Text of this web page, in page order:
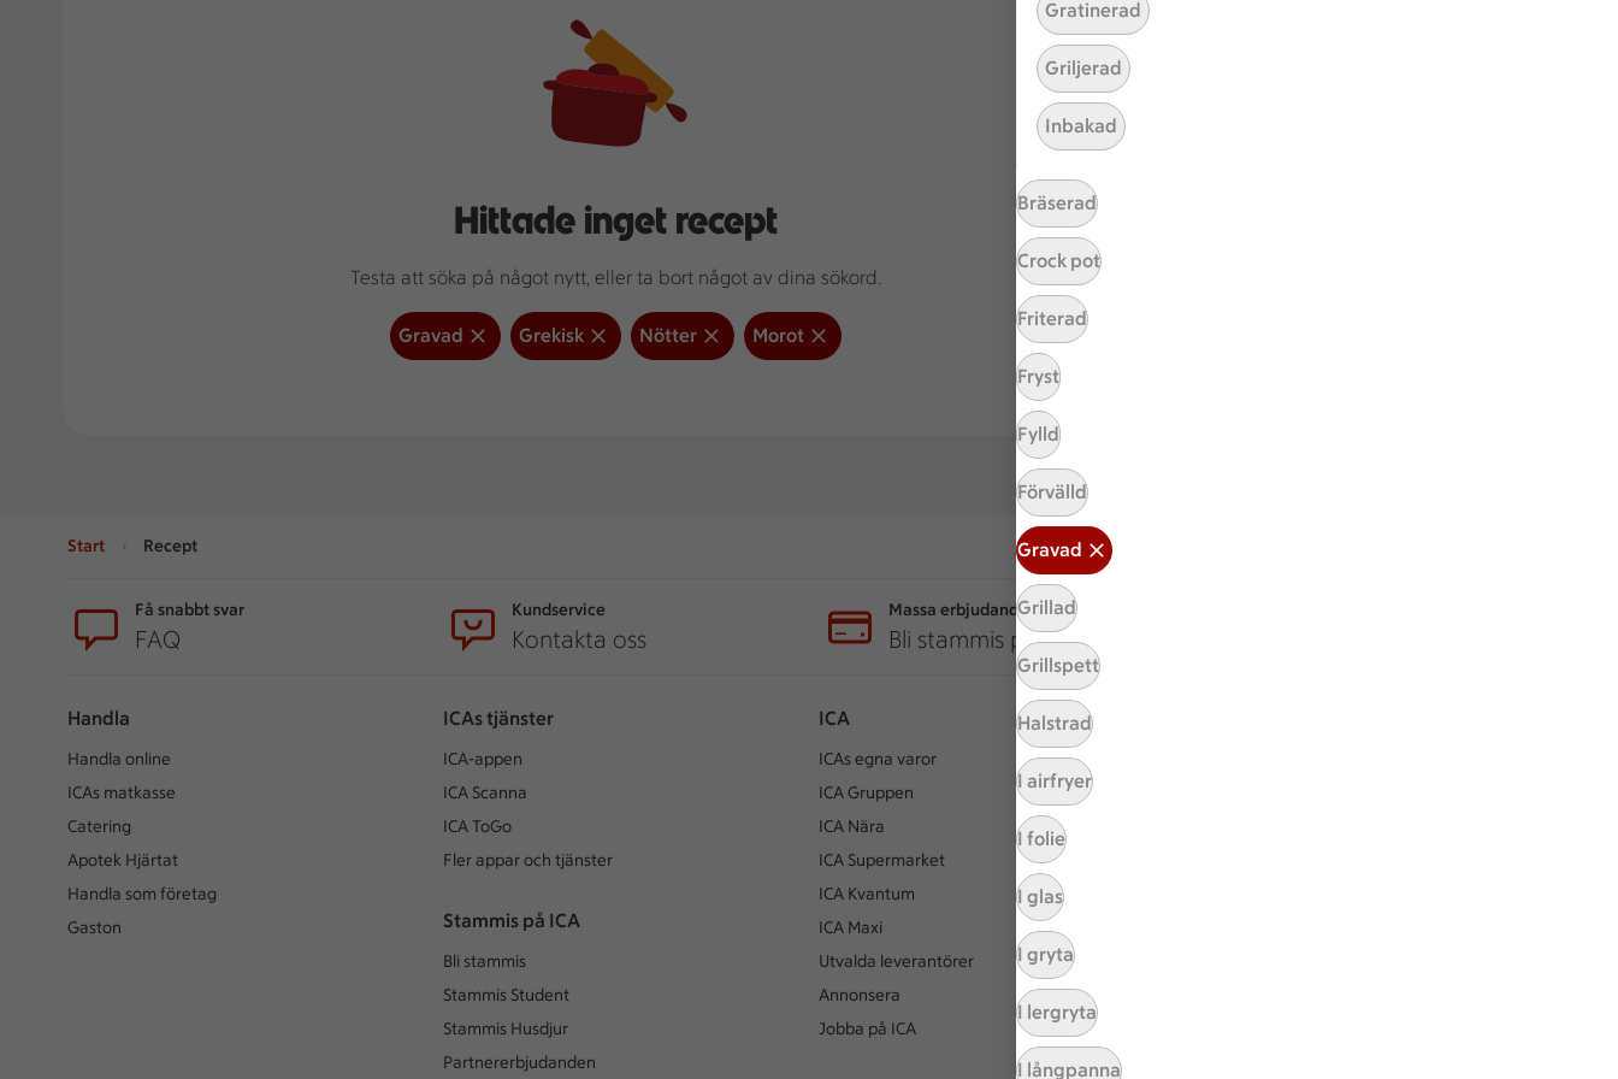
Gratinerad
Griljerad
Inbakad
Bräserad
Crock pot
Friterad
Fryst
Fylld
Förvälld
Gravad
Grillad
Grillspett
Halstrad
I airfryer
I folie
I glas
I gryta
I lergryta
I långpanna
Hittade inget recept
Testa att söka på något nytt, eller ta bort något av dina sökord.
Gravad Grekisk Nötter Morot
Start Recept
Få snabbt svar
FAQ
Kundservice
Kontakta oss
Massa erbjudanden
Bli stammis på ICA
Handla
Handla online
ICAs matkasse
Catering
Apotek Hjärtat
Handla som företag
Gaston
ICAs tjänster
ICA-appen
ICA Scanna
ICA ToGo
Fler appar och tjänster
Stammis på ICA
Bli stammis
Stammis Student
Stammis Husdjur
Partnererbjudanden
ICA
ICAs egna varor
ICA Gruppen
ICA Nära
ICA Supermarket
ICA Kvantum
ICA Maxi
Utvalda leverantörer
Annonsera
Jobba på ICA